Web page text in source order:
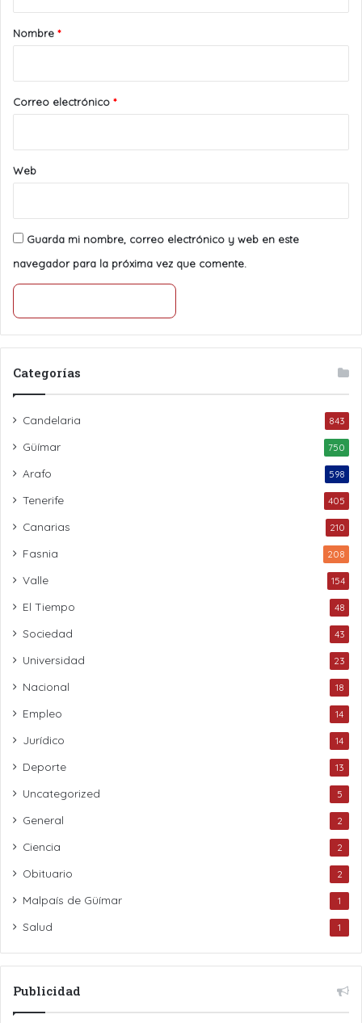
r
*
Nombre *
Correo electrónico *
Web
Guarda mi nombre, correo electrónico y web en este
navegador para la próxima vez que comente.
Categorías
Candelaria 843
Güímar 750
Arafo 598
Tenerife 405
Canarias 210
Fasnia 208
Valle 154
El Tiempo 48
Sociedad 43
Universidad 23
Nacional 18
Empleo 14
Jurídico 14
Deporte 13
Uncategorized 5
General 2
Ciencia 2
Obituario 2
Malpaís de Güímar 1
Salud 1
Publicidad